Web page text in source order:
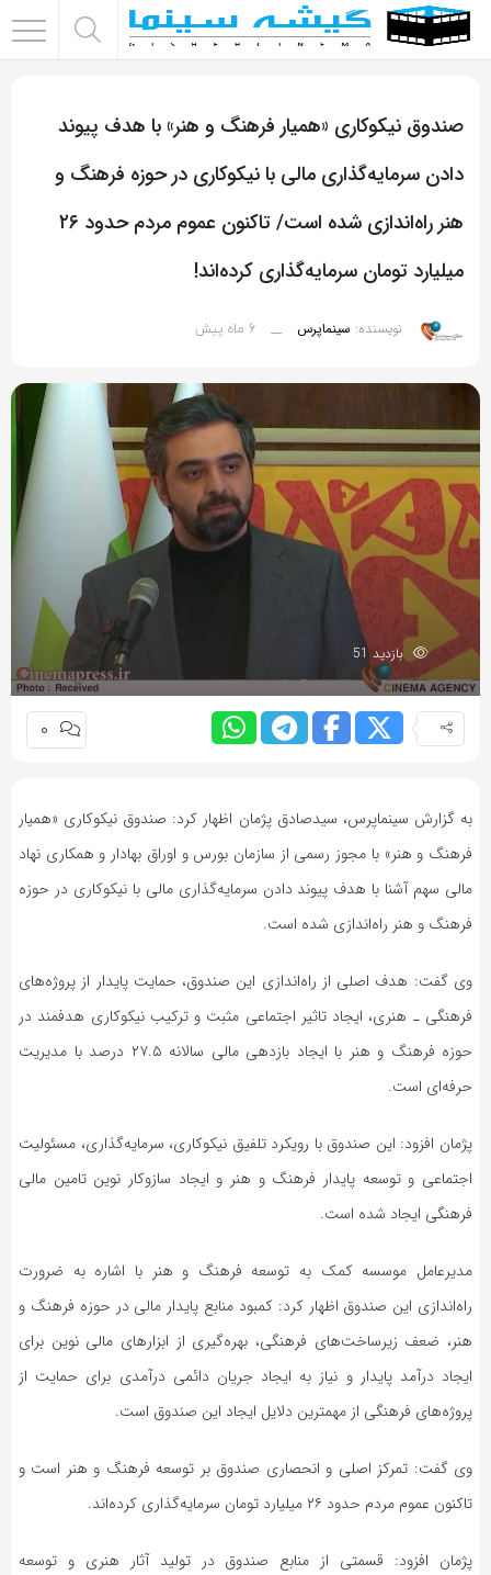
اشتراک
گذاری
با
استفاده
روش‌های
می‌توانید
صفحه
دوستان
خود
به
اشتراک
بگذارید.
کپی
لینک
صندوق نیکوکاری «همیار فرهنگ و هنر» با هدف پیوند
دادن سرمایه‌گذاری مالی با نیکوکاری در حوزه فرهنگ و
هنر راه‌اندازی شده است‌/ تاکنون عموم مردم حدود ۲۶
میلیارد تومان سرمایه‌گذاری کرده‌اند!
نویسنده: سینماپرس __ 6 ماه پیش
بازدید 51
0
به گزارش سینماپرس، سیدصادق پژمان اظهار کرد: صندوق نیکوکاری «همیار
فرهنگ و هنر» با مجوز رسمی از سازمان بورس و اوراق بهادار و همکاری نهاد
مالی سهم آشنا با هدف پیوند دادن سرمایه‌گذاری مالی با نیکوکاری در حوزه
فرهنگ و هنر راه‌اندازی شده است.
وی گفت: هدف اصلی از راه‌اندازی این صندوق، حمایت پایدار از پروژه‌های
فرهنگی ـ هنری، ایجاد تاثیر اجتماعی مثبت و ترکیب نیکوکاری هدفمند در
حوزه فرهنگ و هنر با ایجاد بازدهی مالی سالانه ۲۷.۵ درصد با مدیریت
حرفه‌ای است.
پژمان افزود: این صندوق با رویکرد تلفیق نیکوکاری، سرمایه‌گذاری، مسئولیت
اجتماعی و توسعه پایدار فرهنگ و هنر و ایجاد سازوکار نوین تامین مالی
فرهنگی ایجاد شده است.
مدیرعامل موسسه کمک به توسعه فرهنگ و هنر با اشاره به ضرورت
راه‌اندازی این صندوق اظهار کرد: کمبود منابع پایدار مالی در حوزه فرهنگ و
هنر، ضعف زیرساخت‌های فرهنگی، بهره‌گیری از ابزارهای مالی نوین برای
ایجاد درآمد پایدار و نیاز به ایجاد جریان دائمی درآمدی برای حمایت از
پروژه‌های فرهنگی از مهمترین دلایل ایجاد این صندوق است.
وی گفت: تمرکز اصلی و انحصاری صندوق بر توسعه فرهنگ و هنر است و
تاکنون عموم مردم حدود ۲۶ میلیارد تومان سرمایه‌گذاری کرده‌اند.
پژمان افزود: قسمتی از منابع صندوق در تولید آثار هنری و توسعه